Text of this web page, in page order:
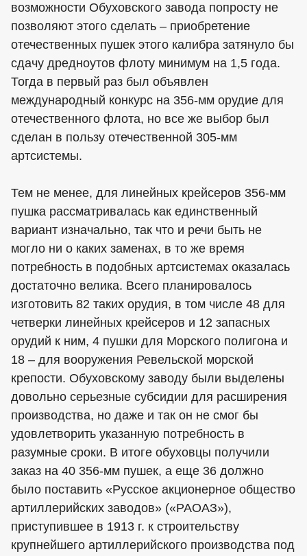
возможности Обуховского завода попросту не
позволяют этого сделать – приобретение
отечественных пушек этого калибра затянуло бы
сдачу дредноутов флоту минимум на 1,5 года.
Тогда в первый раз был объявлен
международный конкурс на 356-мм орудие для
отечественного флота, но все же выбор был
сделан в пользу отечественной 305-мм
артсистемы.
Тем не менее, для линейных крейсеров 356-мм
пушка рассматривалась как единственный
вариант изначально, так что и речи быть не
могло ни о каких заменах, в то же время
потребность в подобных артсистемах оказалась
достаточно велика. Всего планировалось
изготовить 82 таких орудия, в том числе 48 для
четверки линейных крейсеров и 12 запасных
орудий к ним, 4 пушки для Морского полигона и
18 – для вооружения Ревельской морской
крепости. Обуховскому заводу были выделены
довольно серьезные субсидии для расширения
производства, но даже и так он не смог бы
удовлетворить указанную потребность в
разумные сроки. В итоге обуховцы получили
заказ на 40 356-мм пушек, а еще 36 должно
было поставить «Русское акционерное общество
артиллерийских заводов» («РАОАЗ»),
приступившее в 1913 г. к строительству
крупнейшего артиллерийского производства под